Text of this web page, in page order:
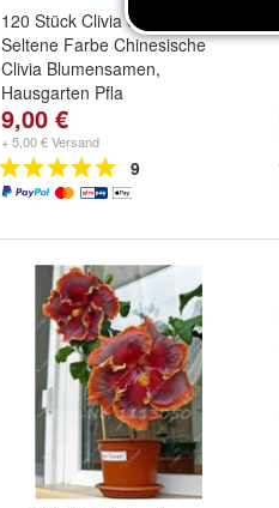
120 Stück Clivia Samen,
Seltene Farbe Chinesische
Clivia Blumensamen,
Hausgarten Pfla
Farbe:1,
9,00 €
+ 5,00 € Versand
9